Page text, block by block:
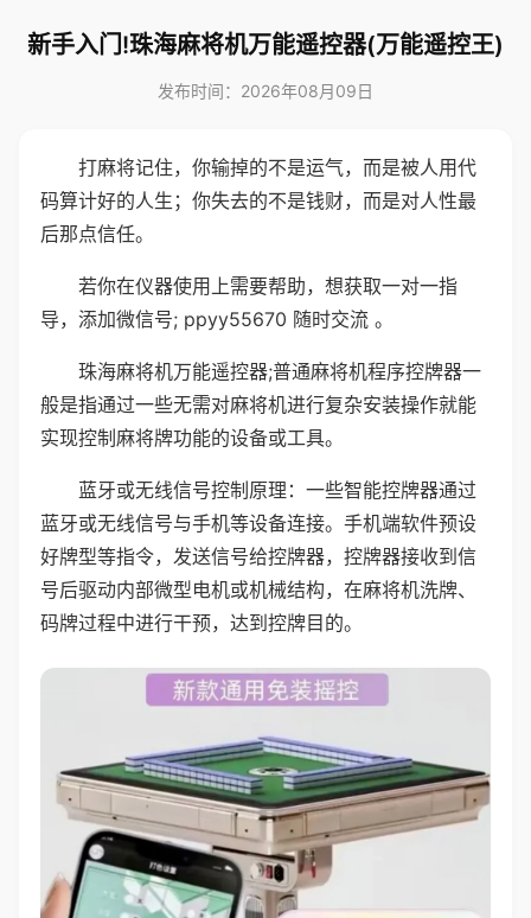
新手入门!珠海麻将机万能遥控器(万能遥控王)
发布时间：2026年08月09日
打麻将记住，你输掉的不是运气，而是被人用代
码算计好的人生；你失去的不是钱财，而是对人性最
后那点信任。
若你在仪器使用上需要帮助，想获取一对一指
导，添加微信号; ppyy55670 随时交流 。
珠海麻将机万能遥控器;普通麻将机程序控牌器一
般是指通过一些无需对麻将机进行复杂安装操作就能
实现控制麻将牌功能的设备或工具。
蓝牙或无线信号控制原理：一些智能控牌器通过
蓝牙或无线信号与手机等设备连接。手机端软件预设
好牌型等指令，发送信号给控牌器，控牌器接收到信
号后驱动内部微型电机或机械结构，在麻将机洗牌、
码牌过程中进行干预，达到控牌目的。